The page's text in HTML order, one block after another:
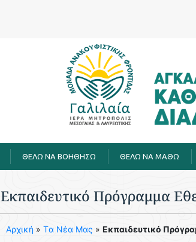
ΘΕΛΩ ΝΑ ΒΟΗΘΗΣΩ ΘΕΛΩ ΝΑ ΜΑΘΩ
Εκπαιδευτικό Πρόγραμμα
Aρχική » Tα Νέα Μας » Εκπαιδευτικό